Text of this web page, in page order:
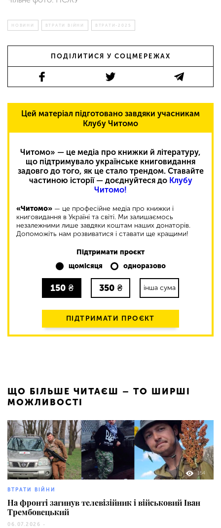
НОВИНИ ВТРАТИ ВІЙНИ ВТРАТИ-2025
ПОДІЛИТИСЯ У СОЦМЕРЕЖАХ
Цей матеріал підготовано завдяки учасникам
Клубу Читомо
Читомо» — це медіа про книжки й літературу,
що підтримувало українське книговидання
задовго до того, як це стало трендом. Ставайте
частиною історії — доєднуйтеся до Клубу
Читомо!
«Читомо» — це професійне медіа про книжки і
книговидання в Україні та світі. Ми залишаємось
незалежними лише завдяки коштам наших донаторів.
Допоможіть нам розвиватися і ставати ще кращими!
Підтримати проєкт
щомісяця
одноразово
150 ₴ 350 ₴ інша сума
ПІДТРИМАТИ ПРОЄКТ
ЩО БІЛЬШЕ ЧИТАЄШ – ТО ШИРШІ
МОЖЛИВОСТІ
154
ВТРАТИ ВІЙНИ
На фронті загинув телевізійник і військовий Іван
Трембовецький
06.07.2026 -